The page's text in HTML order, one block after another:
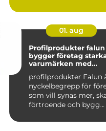
01. aug
Profilprodukter falun så
bygger företag
varumärken med
profilprodukter Falun
nyckelbegrepp för
som vill synas mer,
förtroende och bygg...